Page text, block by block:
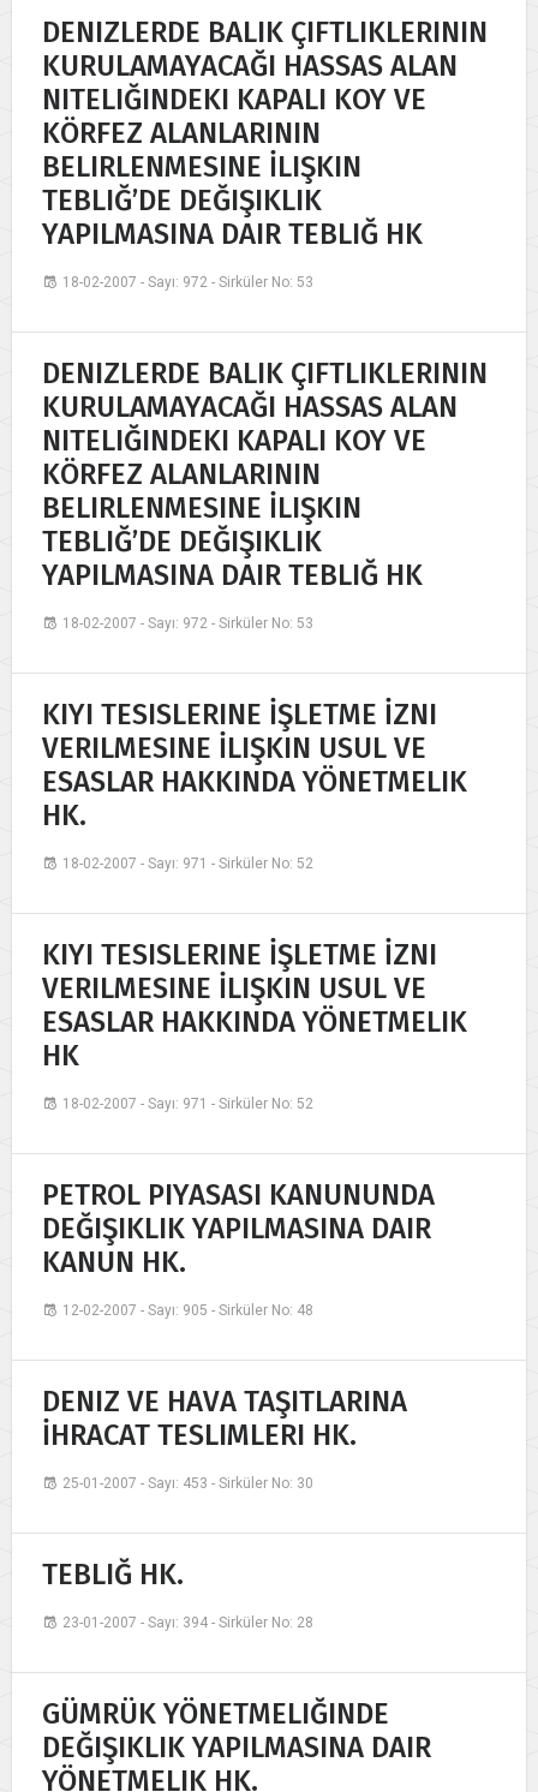
DENIZLERDE BALIK ÇIFTLIKLERININ
KURULAMAYACAĞI HASSAS ALAN
NITELIĞINDEKI KAPALI KOY VE
KÖRFEZ ALANLARININ
BELIRLENMESINE İLIŞKIN
TEBLIĞ’DE DEĞIŞIKLIK
YAPILMASINA DAIR TEBLIĞ HK
18-02-2007 - Sayı: 972 - Sirküler No: 53
DENIZLERDE BALIK ÇIFTLIKLERININ
KURULAMAYACAĞI HASSAS ALAN
NITELIĞINDEKI KAPALI KOY VE
KÖRFEZ ALANLARININ
BELIRLENMESINE İLIŞKIN
TEBLIĞ’DE DEĞIŞIKLIK
YAPILMASINA DAIR TEBLIĞ HK
18-02-2007 - Sayı: 972 - Sirküler No: 53
KIYI TESISLERINE İŞLETME İZNI
VERILMESINE İLIŞKIN USUL VE
ESASLAR HAKKINDA YÖNETMELIK
HK.
18-02-2007 - Sayı: 971 - Sirküler No: 52
KIYI TESISLERINE İŞLETME İZNI
VERILMESINE İLIŞKIN USUL VE
ESASLAR HAKKINDA YÖNETMELIK
HK
18-02-2007 - Sayı: 971 - Sirküler No: 52
PETROL PIYASASI KANUNUNDA
DEĞIŞIKLIK YAPILMASINA DAIR
KANUN HK.
12-02-2007 - Sayı: 905 - Sirküler No: 48
DENIZ VE HAVA TAŞITLARINA
İHRACAT TESLIMLERI HK.
25-01-2007 - Sayı: 453 - Sirküler No: 30
TEBLIĞ HK.
23-01-2007 - Sayı: 394 - Sirküler No: 28
GÜMRÜK YÖNETMELIĞINDE
DEĞIŞIKLIK YAPILMASINA DAIR
YÖNETMELIK HK.